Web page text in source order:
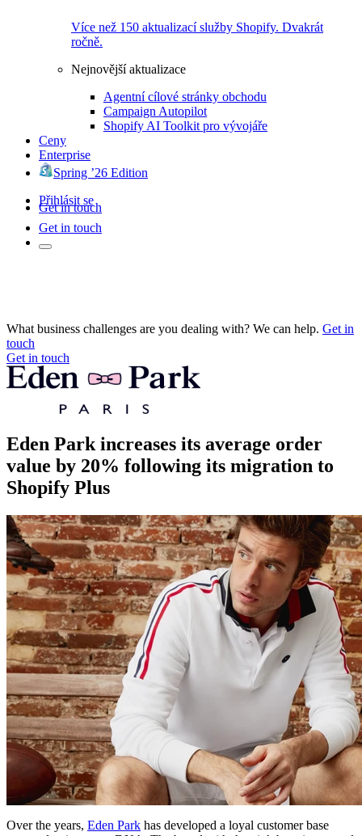
Více než 150 aktualizací služby Shopify. Dvakrát
ročně.
Nejnovější aktualizace
Agentní cílové stránky obchodu
Campaign Autopilot
Shopify AI Toolkit pro vývojáře
Ceny
Enterprise
Spring ’26 Edition
Přihlásit se
Get in touch
Get in touch
What business challenges are you dealing with? We can help. Get in
touch
Get in touch
Eden Park increases its average order
value by 20% following its migration to
Shopify Plus
Over the years, Eden Park has developed a loyal customer base